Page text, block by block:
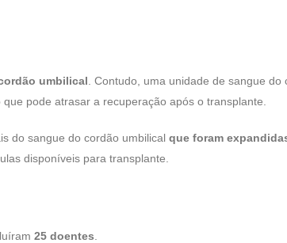
umbilical . Contudo, uma unidade de sangue do
que pode atrasar a recuperação após o transplante.
do sangue do cordão umbilical que foram
disponíveis para transplante.
25 doentes